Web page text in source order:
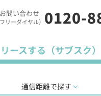
お問い合わせ
フリーダイヤル） 0120-
リースする（サブスク）
通信距離で探す